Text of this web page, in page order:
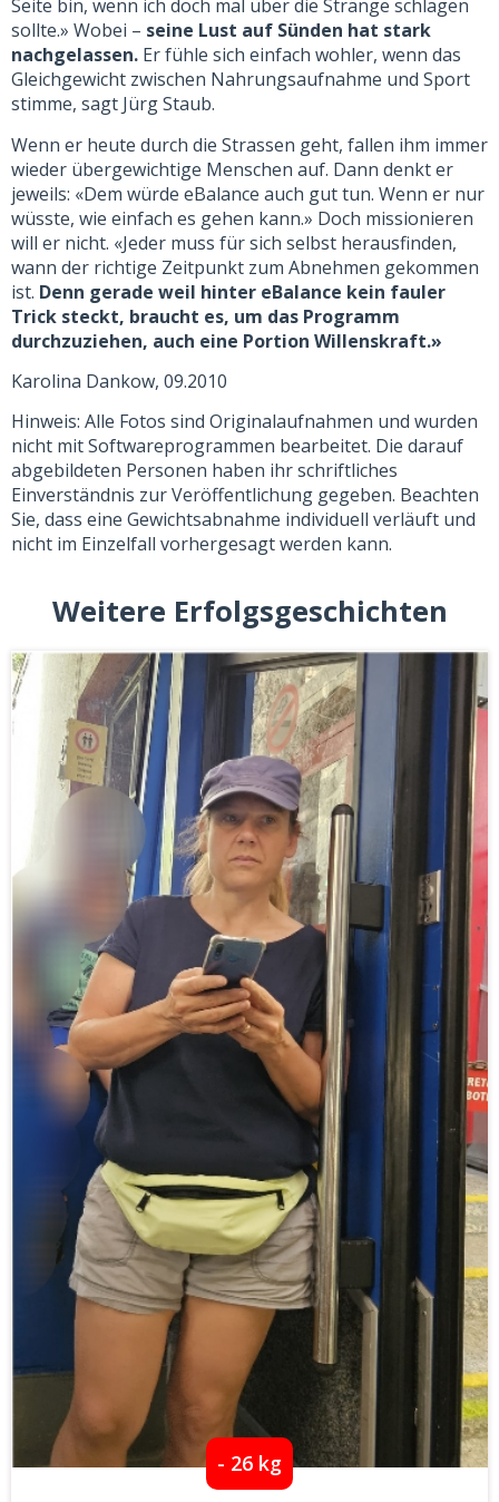
Seite bin, wenn ich doch mal über die Stränge schlagen
sollte.» Wobei – seine Lust auf Sünden hat stark
nachgelassen. Er fühle sich einfach wohler, wenn das
Gleichgewicht zwischen Nahrungsaufnahme und Sport
stimme, sagt Jürg Staub.
Wenn er heute durch die Strassen geht, fallen ihm immer
wieder übergewichtige Menschen auf. Dann denkt er
jeweils: «Dem würde eBalance auch gut tun. Wenn er nur
wüsste, wie einfach es gehen kann.» Doch missionieren
will er nicht. «Jeder muss für sich selbst herausfinden,
wann der richtige Zeitpunkt zum Abnehmen gekommen
ist. Denn gerade weil hinter eBalance kein fauler
Trick steckt, braucht es, um das Programm
durchzuziehen, auch eine Portion Willenskraft.»
Karolina Dankow, 09.2010
Hinweis: Alle Fotos sind Originalaufnahmen und wurden
nicht mit Softwareprogrammen bearbeitet. Die darauf
abgebildeten Personen haben ihr schriftliches
Einverständnis zur Veröffentlichung gegeben. Beachten
Sie, dass eine Gewichtsabnahme individuell verläuft und
nicht im Einzelfall vorhergesagt werden kann.
Weitere Erfolgsgeschichten
- 26 kg